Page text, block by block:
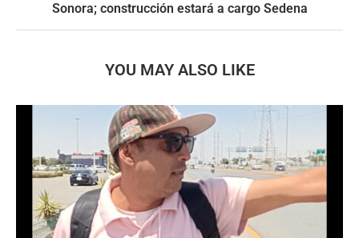
Sonora; construcción estará a cargo Sedena
YOU MAY ALSO LIKE